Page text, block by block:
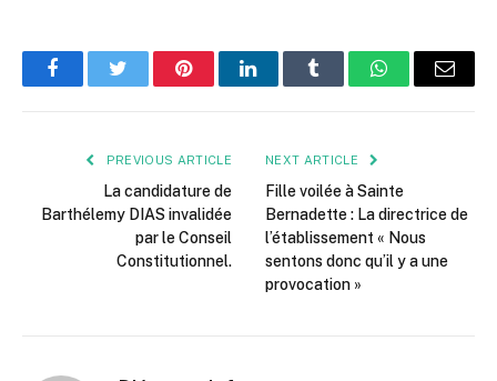
FacebookTwitter PinterestLinkedInTumblr WhatsAppEmail
PREVIOUS ARTICLE
La candidature de
Barthélemy DIAS invalidée
par le Conseil
Constitutionnel.
NEXT ARTICLE
Fille voilée à Sainte
Bernadette : La directrice de
l’établissement « Nous
sentons donc qu’il y a une
provocation »